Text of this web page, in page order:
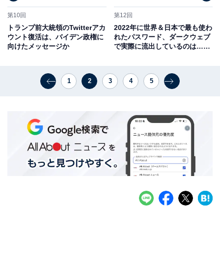
第10回
トランプ前大統領のTwitterアカ
ウント復活は、バイデン政権に
向けたメッセージか
第12回
2022年に世界＆日本で最も使わ
れたパスワード、ダークウェブ
で実際に流出しているのは……
1 2 3 4 5